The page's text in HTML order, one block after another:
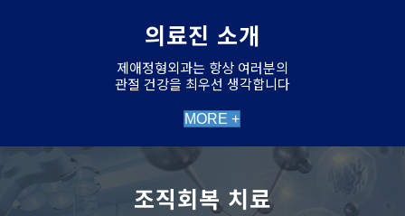
의료진 소개
제애정형외과는 항상 여러분의
관절 건강을 최우선 생각합니다
MORE +
조직회복 치료